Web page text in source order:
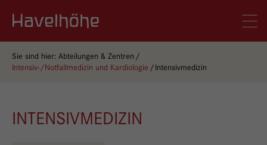
Sie sind hier: Abteilungen & Zentren
Intensiv-/Notfallmedizin und Kardiologie
Intensivmedizin
INTENSIVMEDIZIN